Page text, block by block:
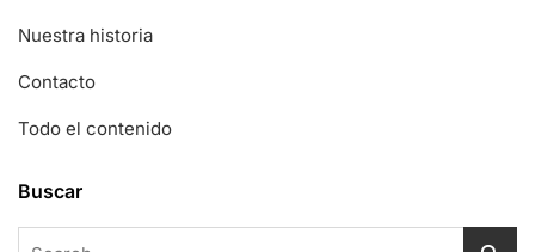
Nuestra historia
Contacto
Todo el contenido
Buscar